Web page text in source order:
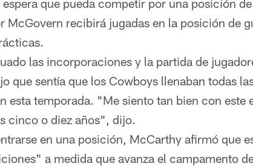
que pueda competir por una posición
McGovern recibirá jugadas en la posición de
las incorporaciones y la partida de
que sentía que los Cowboys llenaban todas
esta temporada. "Me siento tan bien con
cinco o diez años", dijo.
en una posición, McCarthy afirmó que
a medida que avanza el campamento